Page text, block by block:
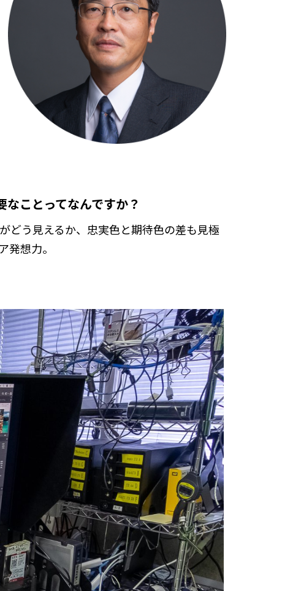
なことってなんですか？
どう見えるか、忠実色と期待色の差も見極
発想力。